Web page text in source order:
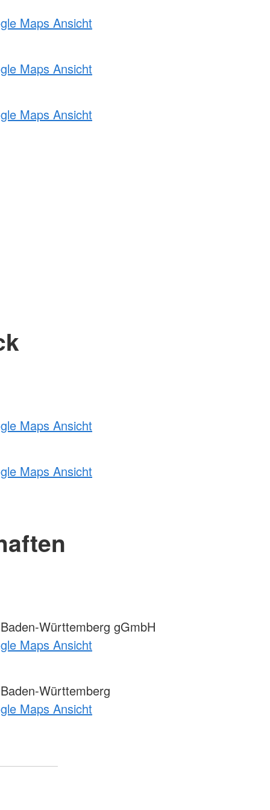
Maps Ansicht
Maps Ansicht
Maps Ansicht
Maps Ansicht
Maps Ansicht
Württemberg gGmbH
Maps Ansicht
Württemberg
Maps Ansicht